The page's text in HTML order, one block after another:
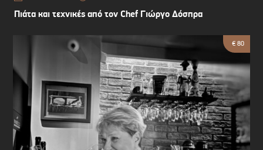
Πιάτα και τεχνικές από τον Chef Γιώργο Δόσπρα
€ 80